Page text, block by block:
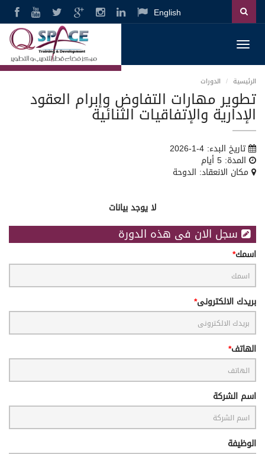
English
الرئيسية الدورات
تطوير مهارات التفاوض وإبرام العقود
الإدارية والإتفاقيات الثنائية
تاريخ البدء: 4-1-2026
المدة: 5 أيام
مكان الانعقاد: الدوحة
لا يوجد بيانات
سجل الان فى هذه الدورة
اسمك
بريدك الالكترونى
الهاتف
اسم الشركة
الوظيفة